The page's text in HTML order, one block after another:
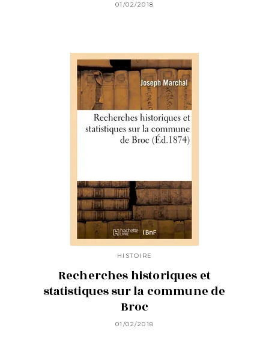
01/02/2018
HISTOIRE
Recherches historiques et
statistiques sur la commune de
Broc
01/02/2018